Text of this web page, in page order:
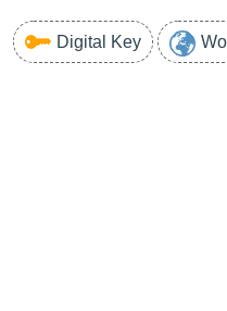
Digital Key